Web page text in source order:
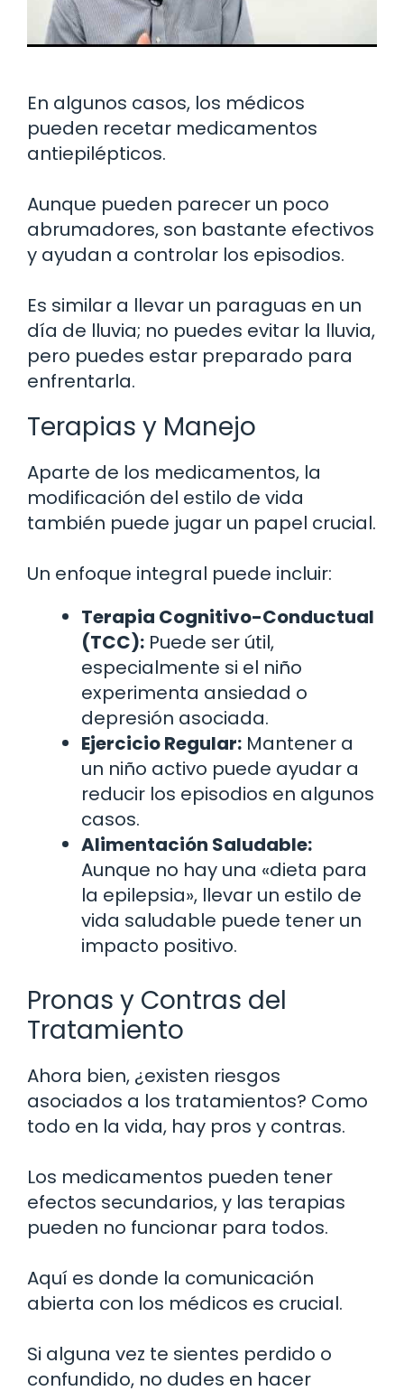
En algunos casos, los médicos
pueden recetar medicamentos
antiepilépticos.
Aunque pueden parecer un poco
abrumadores, son bastante efectivos
y ayudan a controlar los episodios.
Es similar a llevar un paraguas en un
día de lluvia; no puedes evitar la lluvia,
pero puedes estar preparado para
enfrentarla.
Terapias y Manejo
Aparte de los medicamentos, la
modificación del estilo de vida
también puede jugar un papel crucial.
Un enfoque integral puede incluir:
Terapia Cognitivo-Conductual
(TCC): Puede ser útil,
especialmente si el niño
experimenta ansiedad o
depresión asociada.
Ejercicio Regular: Mantener a
un niño activo puede ayudar a
reducir los episodios en algunos
casos.
Alimentación Saludable:
Aunque no hay una «dieta para
la epilepsia», llevar un estilo de
vida saludable puede tener un
impacto positivo.
Pronas y Contras del
Tratamiento
Ahora bien, ¿existen riesgos
asociados a los tratamientos? Como
todo en la vida, hay pros y contras.
Los medicamentos pueden tener
efectos secundarios, y las terapias
pueden no funcionar para todos.
Aquí es donde la comunicación
abierta con los médicos es crucial.
Si alguna vez te sientes perdido o
confundido, no dudes en hacer